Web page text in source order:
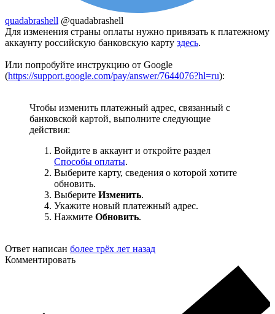
quadabrashell @quadabrashell
Для изменения страны оплаты нужно привязать к платежному
аккаунту российскую банковскую карту здесь.
Или попробуйте инструкцию от Google
(https://support.google.com/pay/answer/7644076?hl=ru):
Чтобы изменить платежный адрес, связанный с
банковской картой, выполните следующие
действия:
Войдите в аккаунт и откройте раздел
Способы оплаты.
Выберите карту, сведения о которой хотите
обновить.
Выберите Изменить.
Укажите новый платежный адрес.
Нажмите Обновить.
Ответ написан более трёх лет назад
Комментировать